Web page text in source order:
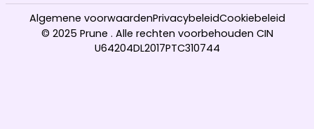
© 2025 Prune . Alle rechten voorbehouden CIN
U64204DL2017PTC310744
Algemene voorwaardenPrivacybeleidCookiebeleid